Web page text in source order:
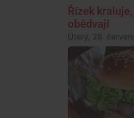
Řízek
obědvají
Úterý, 28.